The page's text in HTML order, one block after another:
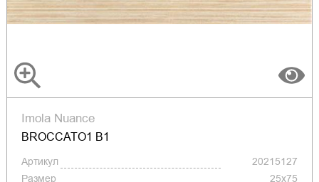
Imola Nuance
BROCCATO1 B1
Артикул
20215127
Размер
25x75